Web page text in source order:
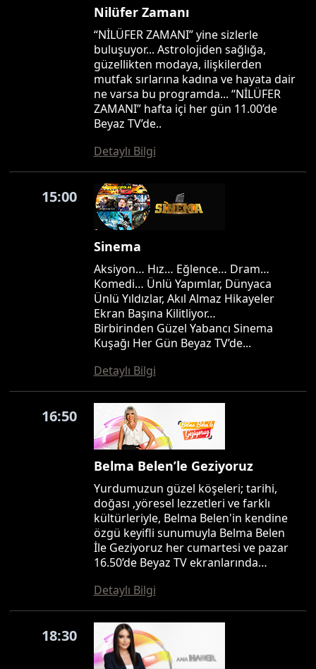
Nilüfer Zamanı
“NİLÜFER ZAMANI” yine sizlerle
buluşuyor... Astrolojiden sağlığa,
güzellikten modaya, ilişkilerden
mutfak sırlarına kadına ve hayata dair
ne varsa bu programda... “NİLÜFER
ZAMANI” hafta içi her gün 11.00’de
Beyaz TV’de..
Detaylı Bilgi
15:00
Sinema
Aksiyon… Hız… Eğlence… Dram…
Komedi… Ünlü Yapımlar, Dünyaca
Ünlü Yıldızlar, Akıl Almaz Hikayeler
Ekran Başına Kilitliyor…
Birbirinden Güzel Yabancı Sinema
Kuşağı Her Gün Beyaz TV’de...
Detaylı Bilgi
16:50
Belma Belen’le Geziyoruz
Yurdumuzun güzel köşeleri; tarihi,
doğası ,yöresel lezzetleri ve farklı
kültürleriyle, Belma Belen'in kendine
özgü keyifli sunumuyla Belma Belen
İle Geziyoruz her cumartesi ve pazar
16.50’de Beyaz TV ekranlarında…
Detaylı Bilgi
18:30